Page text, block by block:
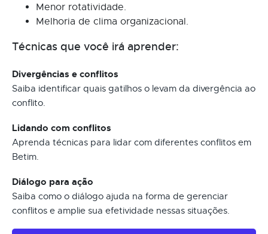
Menor rotatividade.
Melhoria de clima organizacional.
Técnicas que você irá aprender:
Divergências e conflitos
Saiba identificar quais gatilhos o levam da divergência ao
conflito.
Lidando com conflitos
Aprenda técnicas para lidar com diferentes conflitos em
Betim.
Diálogo para ação
Saiba como o diálogo ajuda na forma de gerenciar
conflitos e amplie sua efetividade nessas situações.